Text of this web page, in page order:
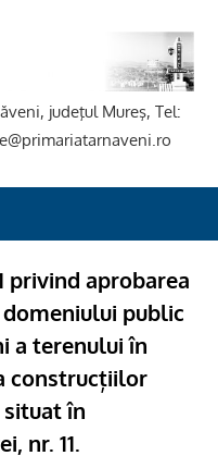
judeţul Mureş, Tel:
privind aprobarea
public
a terenului în
construcțiilor
în
nr. 11.